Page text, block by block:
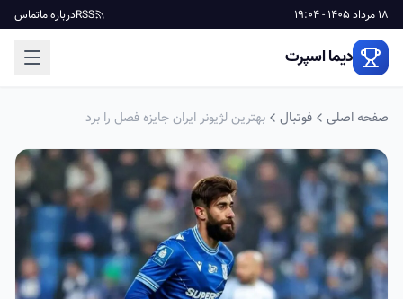
18 مرداد 1405 - 19:04 RSSدرباره ماتماس
دیما اسپرت
صفحه اصلی فوتبال بهترین لژیونر ایران جایزه فصل را برد